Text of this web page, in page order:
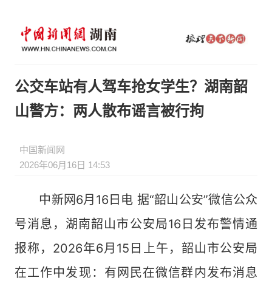
公交车站有人驾车抢女学生？湖南韶
山警方：两人散布谣言被行拘
中国新闻网
2026年06月16日 14:53
中新网6月16日电 据“韶山公安”微信公众
号消息，湖南韶山市公安局16日发布警情通
报称，2026年6月15日上午，韶山市公安局
在工作中发现：有网民在微信群内发布消息